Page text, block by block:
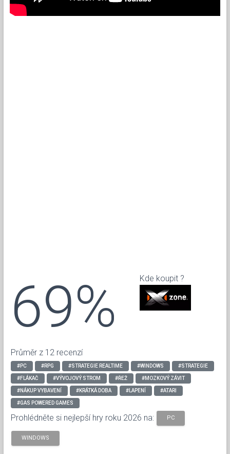
69%
Průměr z 12 recenzí
Kde koupit ?
#PC #RPG #STRATEGIE REALTIME #WINDOWS #STRATEGIE
#FLÁKAČ #VÝVOJOVÝ STROM #ŘEŽ #MOZKOVÝ ZÁVIT
#NÁKUP VYBAVENÍ #KRÁTKÁ DOBA #LAPENÍ #ATARI
#GAS POWERED GAMES
Prohlédněte si nejlepší hry roku 2026 na: PC
WINDOWS